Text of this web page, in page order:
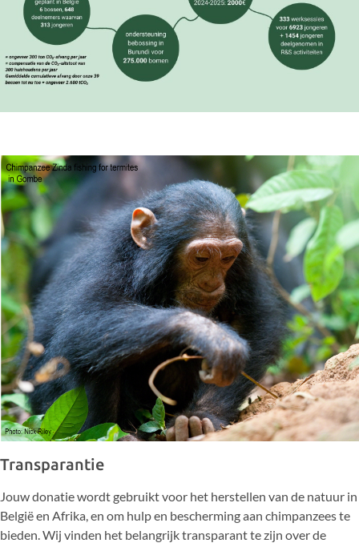
Transparantie
Jouw donatie wordt gebruikt voor het herstellen van de natuur in
België en Afrika, en om hulp en bescherming aan chimpanzees te
bieden. Wij vinden het belangrijk transparant te zijn over de